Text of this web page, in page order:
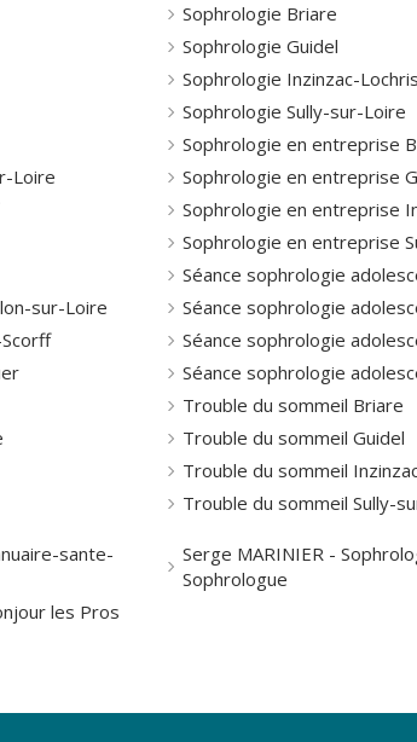
Sophrologie Briare
Sophrologie Guidel
Sophrologie Inzinzac-
Sophrologie Sully-sur-Loire
Sophrologie en entreprise
Loire
Sophrologie en entreprise
Sophrologie en entreprise
Sophrologie en entreprise
Séance sophrologie
sur-Loire
Séance sophrologie
Séance sophrologie
Séance sophrologie
Trouble du sommeil Briare
Trouble du sommeil Guidel
Trouble du sommeil
Trouble du sommeil Sully-
sante-
Serge MARINIER -
Sophrologue
les Pros